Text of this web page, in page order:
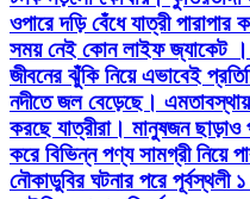
ওপারে দড়ি বেঁধে যাত্রী পারাপার
সময় নেই কোন লাইফ জ্যাকেট ।
জীবনের ঝুঁকি নিয়ে এভাবেই
নদীতে জল বেড়েছে।
করছে যাত্রীরা। মানুষজন
করে বিভিন্ন পণ্য সামগ্রী নিয়ে
নৌকাডুবির ঘটনার পরে পূর্বস্থলী